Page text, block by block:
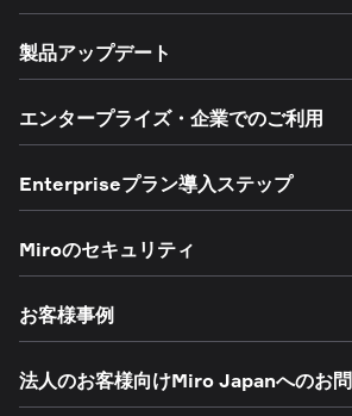
製品アップデート
エンタープライズ・企業でのご利用
Enterpriseプラン導入ステップ
Miroのセキュリティ
お客様事例
法人のお客様向けMiro Japanへのお